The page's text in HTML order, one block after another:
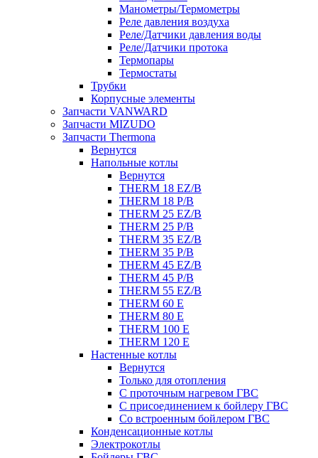
Манометры/Термометры
Реле давления воздуха
Реле/Датчики давления воды
Реле/Датчики протока
Термопары
Термостаты
Трубки
Корпусные элементы
Запчасти VANWARD
Запчасти MIZUDO
Запчасти Thermona
Вернутся
Напольные котлы
Вернутся
THERM 18 EZ/B
THERM 18 P/B
THERM 25 EZ/B
THERM 25 P/B
THERM 35 EZ/B
THERM 35 P/B
THERM 45 EZ/B
THERM 45 P/B
THERM 55 EZ/B
THERM 60 E
THERM 80 E
THERM 100 E
THERM 120 E
Настенные котлы
Вернутся
Только для отопления
С проточным нагревом ГВС
С присоединением к бойлеру ГВС
Со встроенным бойлером ГВС
Конденсационные котлы
Электрокотлы